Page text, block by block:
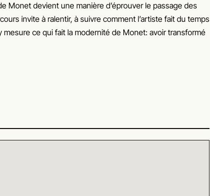
Monet devient une manière d’éprouver le passage des
invite à ralentir, à suivre comment l’artiste fait du temps
ce qui fait la modernité de Monet: avoir transformé